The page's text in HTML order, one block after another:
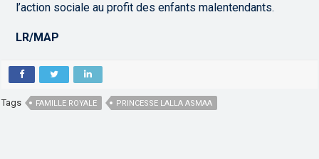
l’action sociale au profit des enfants malentendants.
LR/MAP
Tags FAMILLE ROYALE PRINCESSE LALLA ASMAA